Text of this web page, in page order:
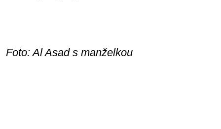
Foto: Al Asad s manželkou